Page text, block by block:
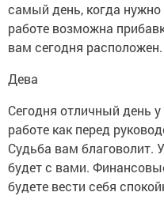
самый день, когда
работе возможна
вам сегодня расположен.
Дева
Сегодня отличный день
работе как перед
Судьба вам благоволит.
будет с вами.
будете вести себя